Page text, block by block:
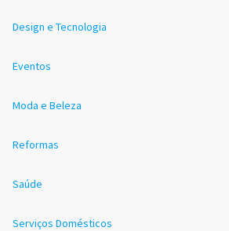
Design e Tecnologia
Eventos
Moda e Beleza
Reformas
Saúde
Serviços Domésticos